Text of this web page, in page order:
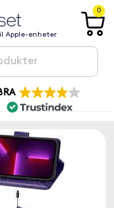
Apple-enheter
0